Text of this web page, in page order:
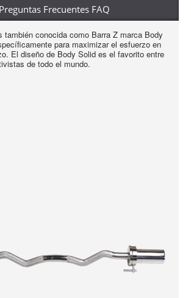
Preguntas Frecuentes FAQ
también conocida como Barra Z marca Body
para maximizar el esfuerzo en
El diseño de Body Solid es el favorito entre
de todo el mundo.